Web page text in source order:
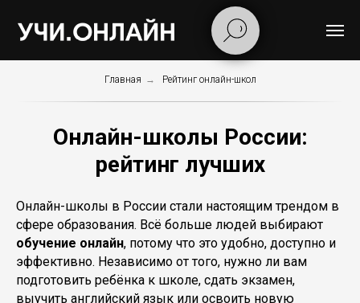
Главная → Рейтинг онлайн-школ
Онлайн-школы России:
рейтинг лучших
Онлайн-школы в России стали настоящим трендом в
сфере образования. Всё больше людей выбирают
обучение онлайн, потому что это удобно, доступно и
эффективно. Независимо от того, нужно ли вам
подготовить ребёнка к школе, сдать экзамен,
выучить английский язык или освоить новую